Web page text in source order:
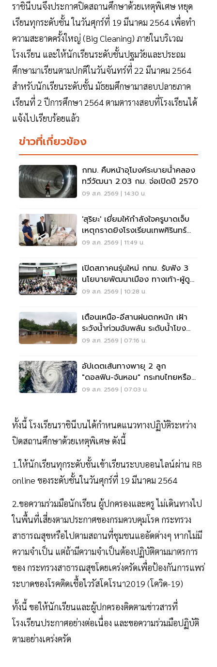
ราชินีบนจึงประกาศปิดสถานศึกษาด้วยเหตุพิเศษ หยุด
เรียนทุกระดับชั้น ในวันศุกร์ที่ 19 มีนาคม 2564 เพื่อทํา
ความสะอาดครั้งใหญ่ (Big Cleaning) ภายในบริเวณ
โรงเรียน และให้นักเรียนระดับชั้นปฐมวัยและประถม
ศึกษามาเรียนตามปกติในวันจันทร์ที่ 22 มีนาคม 2564
สําหรับนักเรียนระดับชั้น มัธยมศึกษามาสอบปลายภาค
เรียนที่ 2 ปีการศึกษา 2564 ตามตารางสอบที่โรงเรียนได้
แจ้งไปเรียบร้อยแล้ว
ข่าวที่เกี่ยวข้อง
กทม. คืบหน้าอุโมงค์ระบายน้ำคลอง
ทวีวัฒนา 2.03 กม. จ่อเปิดปี 2570
09 ส.ค. 2569 | 14:30 น.
'สุริยะ' เยี่ยมให้กำลังใจครูบาดเจ็บ
เหตุกราดยิงโรงเรียนเทพศิรินทร์
นนทบุรี
09 ส.ค. 2569 | 11:49 น.
เปิดสภาคนรุ่นใหม่ กทม. รับฟัง 3
นโยบายพัฒนาเมือง ทางเท้า-ผู้ดู
แลออทิสติก-จักรยาน
09 ส.ค. 2569 | 10:28 น.
เตือนเหนือ-อีสานฝนตกหนัก เฝ้า
ระวังน้ำท่วมฉับพลัน ระดับน้ำโขง
เพิ่มสูง
09 ส.ค. 2569 | 07:16 น.
อัปเดตเส้นทางพายุ 2 ลูก
"ดอลฟิน-จันหอม" กระทบไทยหรือ
ไม่ เช็กเลย
09 ส.ค. 2569 | 07:03 น.
ทั้งนี้ โรงเรียนราชินีบนได้กําหนดแนวทางปฏิบัติระหว่าง
ปิดสถานศึกษาด้วยเหตุพิเศษ ดังนี้
1.ให้นักเรียนทุกระดับชั้นเข้าเรียนระบบออนไลน์ผ่าน RB
online ของระดับชั้นในวันศุกร์ที่ 19 มีนาคม 2564
2.ขอความร่วมมือนักเรียน ผู้ปกครองและครู ไม่เดินทางไป
ในพื้นที่เสี่ยงตามประกาศของกรมควบคุมโรค กระทรวง
สาธารณสุขหรือไปตามสถานที่ชุมชนแออัดต่างๆ หากไม่มี
ความจําเป็น แต่ถ้ามีความจําเป็นต้องปฏิบัติตามมาตรการ
ของ กระทรวงสาธารณสุขโดยเคร่งครัดเพื่อป้องกันการแพร่
ระบาดของโรคติดเชื้อไวรัสโคโรนา2019 (โควิด-19)
ทั้งนี้ ขอให้นักเรียนและผู้ปกครองติดตามข่าวสารที่
โรงเรียนประกาศอย่างต่อเนื่อง และขอความร่วมมือปฏิบัติ
ตามอย่างเคร่งครัด